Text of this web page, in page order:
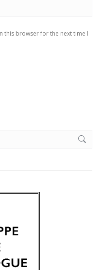
this browser for the next time I